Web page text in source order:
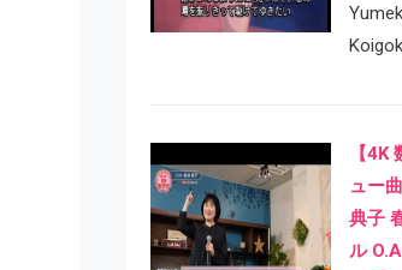
【4K
ュー
典子
ル